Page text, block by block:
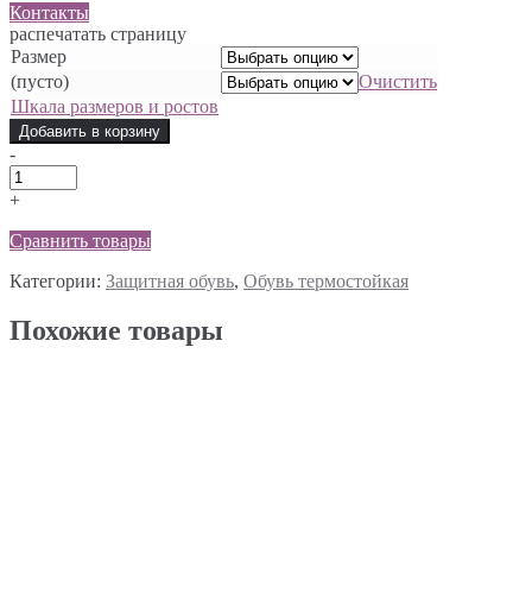
Контакты
распечатать страницу
Размер
(пусто)
Очистить
Шкала размеров и ростов
Добавить в корзину
-
+
Сравнить товары
Категории: Защитная обувь, Обувь термостойкая
Похожие товары